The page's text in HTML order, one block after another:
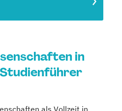
in
als Vollzeit in